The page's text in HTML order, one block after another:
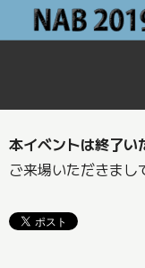
本イベントは終了い
ご来場いただきまし